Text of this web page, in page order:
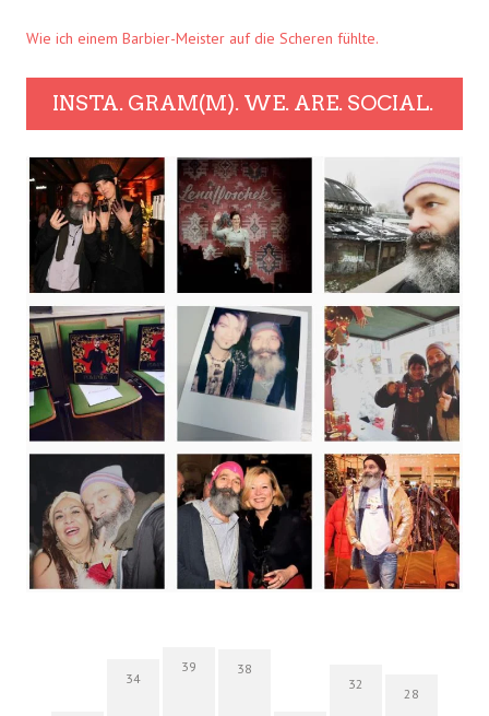
Wie ich einem Barbier-Meister auf die Scheren fühlte.
INSTA. GRAM(M). WE. ARE. SOCIAL.
34
39 38
32
28